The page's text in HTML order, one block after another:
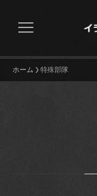
ホーム 特殊部隊